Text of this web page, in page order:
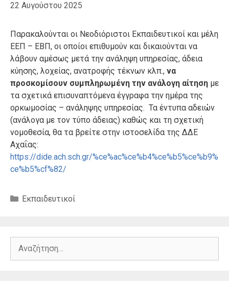
22 Αυγούστου 2025
Παρακαλούνται οι Νεοδιόριστοι Εκπαιδευτικοί και μέλη
ΕΕΠ – ΕΒΠ, οι οποίοι επιθυμούν και δικαιούνται να
λάβουν αμέσως μετά την ανάληψη υπηρεσίας, άδεια
κύησης, λοχείας, ανατροφής τέκνων κλπ., να
προσκομίσουν συμπληρωμένη την ανάλογη αίτηση με
τα σχετικά επισυναπτόμενα έγγραφα την ημέρα της
ορκωμοσίας – ανάληψης υπηρεσίας. Τα έντυπα αδειών
(ανάλογα με τον τύπο άδειας) καθώς και τη σχετική
νομοθεσία, θα τα βρείτε στην ιστοσελίδα της ΔΔΕ
Αχαΐας:
https://dide.ach.sch.gr/%ce%ac%ce%b4%ce%b5%ce%b9%
ce%b5%cf%82/
Κατηγορίες
Εκπαιδευτικοί
Αναζήτηση